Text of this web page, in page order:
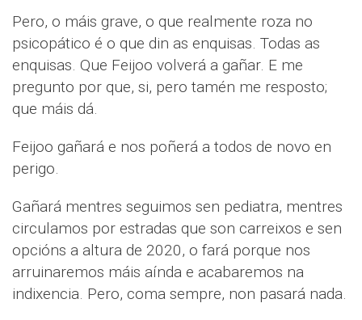
Pero, o máis grave, o que realmente roza no
psicopático é o que din as enquisas. Todas as
enquisas. Que Feijoo volverá a gañar. E me
pregunto por que, si, pero tamén me resposto;
que máis dá.
Feijoo gañará e nos poñerá a todos de novo en
perigo.
Gañará mentres seguimos sen pediatra, mentres
circulamos por estradas que son carreixos e sen
opcións a altura de 2020, o fará porque nos
arruinaremos máis aínda e acabaremos na
indixencia. Pero, coma sempre, non pasará nada.